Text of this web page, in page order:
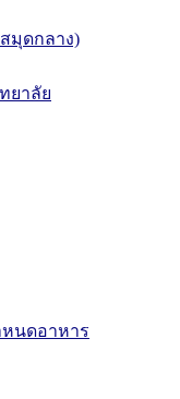
มุดกลาง)
ยาลัย
นดอาหาร